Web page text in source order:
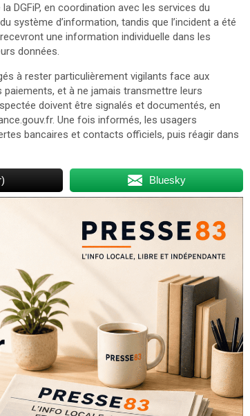
DGFiP, en coordination avec les services du
système d’information, tandis que l’incident a été
une information individuelle dans les
données.
à rester particulièrement vigilants face aux
et à ne jamais transmettre leurs
doivent être signalés et documentés, en
Une fois informés, les usagers
bancaires et contacts officiels, puis réagir dans
Bluesky